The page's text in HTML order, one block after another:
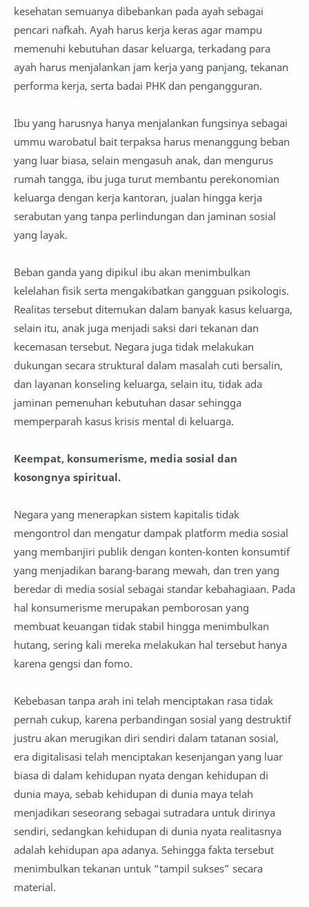
kesehatan semuanya dibebankan pada ayah sebagai
pencari nafkah. Ayah harus kerja keras agar mampu
memenuhi kebutuhan dasar keluarga, terkadang para
ayah harus menjalankan jam kerja yang panjang, tekanan
performa kerja, serta badai PHK dan pengangguran.
Ibu yang harusnya hanya menjalankan fungsinya sebagai
ummu warobatul bait terpaksa harus menanggung beban
yang luar biasa, selain mengasuh anak, dan mengurus
rumah tangga, ibu juga turut membantu perekonomian
keluarga dengan kerja kantoran, jualan hingga kerja
serabutan yang tanpa perlindungan dan jaminan sosial
yang layak.
Beban ganda yang dipikul ibu akan menimbulkan
kelelahan fisik serta mengakibatkan gangguan psikologis.
Realitas tersebut ditemukan dalam banyak kasus keluarga,
selain itu, anak juga menjadi saksi dari tekanan dan
kecemasan tersebut. Negara juga tidak melakukan
dukungan secara struktural dalam masalah cuti bersalin,
dan layanan konseling keluarga, selain itu, tidak ada
jaminan pemenuhan kebutuhan dasar sehingga
memperparah kasus krisis mental di keluarga.
Keempat, konsumerisme, media sosial dan
kosongnya spiritual.
Negara yang menerapkan sistem kapitalis tidak
mengontrol dan mengatur dampak platform media sosial
yang membanjiri publik dengan konten-konten konsumtif
yang menjadikan barang-barang mewah, dan tren yang
beredar di media sosial sebagai standar kebahagiaan. Pada
hal konsumerisme merupakan pemborosan yang
membuat keuangan tidak stabil hingga menimbulkan
hutang, sering kali mereka melakukan hal tersebut hanya
karena gengsi dan fomo.
Kebebasan tanpa arah ini telah menciptakan rasa tidak
pernah cukup, karena perbandingan sosial yang destruktif
justru akan merugikan diri sendiri dalam tatanan sosial,
era digitalisasi telah menciptakan kesenjangan yang luar
biasa di dalam kehidupan nyata dengan kehidupan di
dunia maya, sebab kehidupan di dunia maya telah
menjadikan seseorang sebagai sutradara untuk dirinya
sendiri, sedangkan kehidupan di dunia nyata realitasnya
adalah kehidupan apa adanya. Sehingga fakta tersebut
menimbulkan tekanan untuk “tampil sukses” secara
material.